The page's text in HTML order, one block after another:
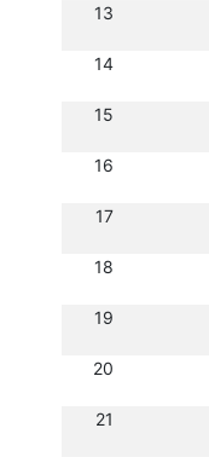
13
14
15
16
17
18
19
20
21